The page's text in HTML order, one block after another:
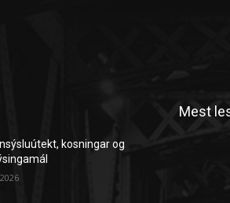
kosningar og
Mest